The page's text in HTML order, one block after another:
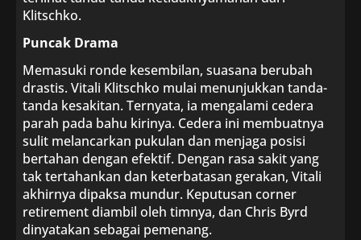
Klitschko.
Puncak Drama
Memasuki ronde kesembilan, suasana berubah
drastis. Vitali Klitschko mulai menunjukkan tanda-
tanda kesakitan. Ternyata, ia mengalami cedera
parah pada bahu kirinya. Cedera ini membuatnya
sulit melancarkan pukulan dan menjaga posisi
bertahan dengan efektif. Dengan rasa sakit yang
tak tertahankan dan keterbatasan gerakan, Vitali
akhirnya dipaksa mundur. Keputusan corner
retirement diambil oleh timnya, dan Chris Byrd
dinyatakan sebagai pemenang.